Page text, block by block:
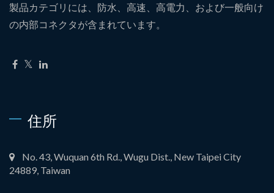
製品カテゴリには、防水、高速、高電力、および一般向け
の内部コネクタが含まれています。
住所
No. 43, Wuquan 6th Rd., Wugu Dist., New Taipei City
24889, Taiwan